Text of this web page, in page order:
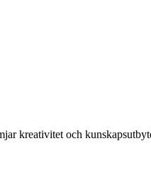
kreativitet och